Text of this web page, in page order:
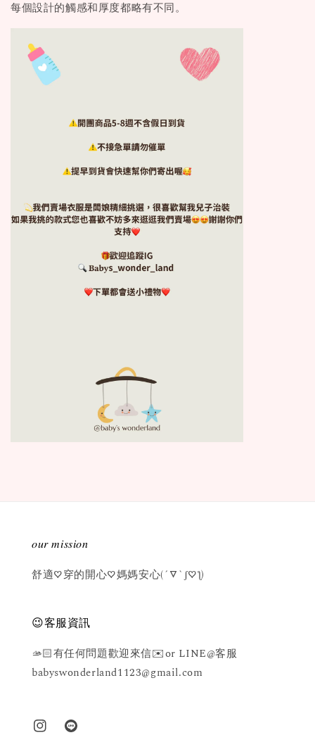
每個設計的觸感和厚度都略有不同。
𝑜𝑢𝑟 𝑚𝑖𝑠𝑠𝑖𝑜𝑛
舒適♡穿的開心♡媽媽安心(´▽`ʃ♡ƪ)
😉客服資訊
🫴🏻有任何問題歡迎來信✉️or LINE@客服
babyswonderland1123@gmail.com